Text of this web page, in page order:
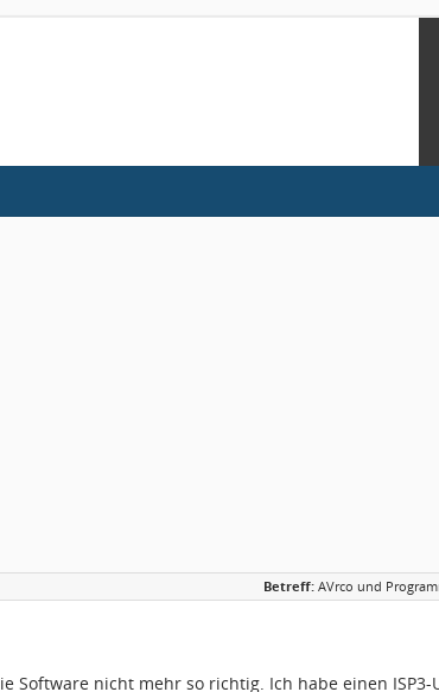
Betreff: AVrco und
Software nicht mehr so richtig. Ich habe einen ISP3-